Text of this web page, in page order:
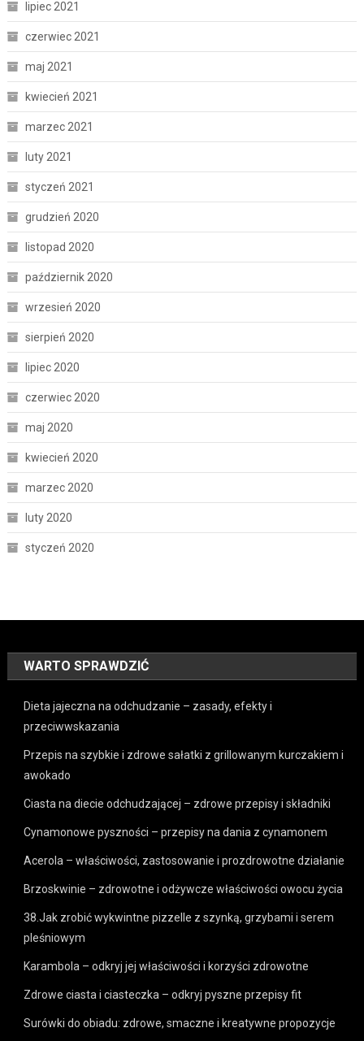
lipiec 2021
czerwiec 2021
maj 2021
kwiecień 2021
marzec 2021
luty 2021
styczeń 2021
grudzień 2020
listopad 2020
październik 2020
wrzesień 2020
sierpień 2020
lipiec 2020
czerwiec 2020
maj 2020
kwiecień 2020
marzec 2020
luty 2020
styczeń 2020
WARTO SPRAWDZIĆ
Dieta jajeczna na odchudzanie – zasady, efekty i
przeciwwskazania
Przepis na szybkie i zdrowe sałatki z grillowanym kurczakiem i
awokado
Ciasta na diecie odchudzającej – zdrowe przepisy i składniki
Cynamonowe pyszności – przepisy na dania z cynamonem
Acerola – właściwości, zastosowanie i prozdrowotne działanie
Brzoskwinie – zdrowotne i odżywcze właściwości owocu życia
38.Jak zrobić wykwintne pizzelle z szynką, grzybami i serem
pleśniowym
Karambola – odkryj jej właściwości i korzyści zdrowotne
Zdrowe ciasta i ciasteczka – odkryj pyszne przepisy fit
Surówki do obiadu: zdrowe, smaczne i kreatywne propozycje